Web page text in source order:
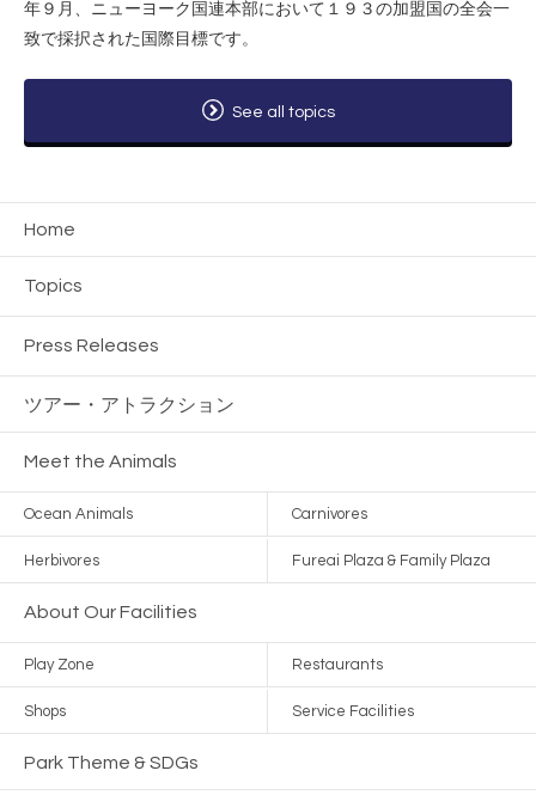
年９月、ニューヨーク国連本部において１９３の加盟国の全会一
致で採択された国際目標です。
See all topics
Home
Topics
Press Releases
ツアー・ アトラクション
Meet the Animals
Ocean Animals Carnivores
Herbivores Fureai Plaza & Family Plaza
About Our Facilities
Play Zone Restaurants
Shops Service Facilities
Park Theme & SDGs